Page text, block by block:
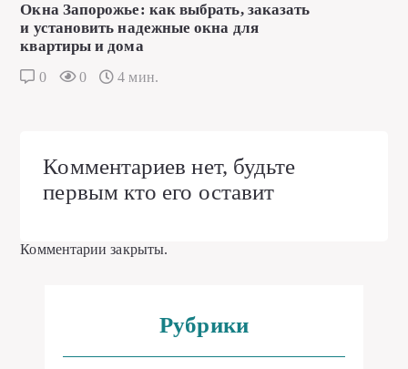
Окна Запорожье: как выбрать, заказать
и установить надежные окна для
квартиры и дома
0 0 4 мин.
Комментариев нет, будьте
первым кто его оставит
Комментарии закрыты.
Рубрики